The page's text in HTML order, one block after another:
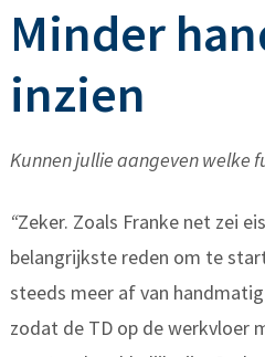
Minder
inzien
Kunnen jullie aangeven welke
“Zeker. Zoals Franke net zei
belangrijkste reden om te
steeds meer af van
zodat de TD op de werkvloer